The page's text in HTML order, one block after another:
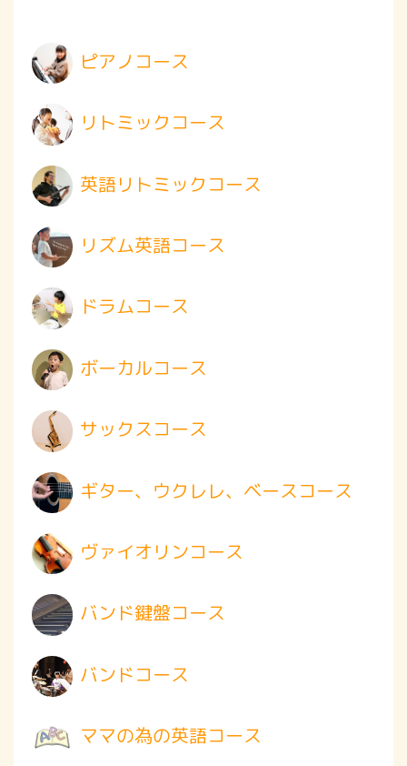
ピアノコース
リトミックコース
英語リトミックコース
リズム英語コース
ドラムコース
ボーカルコース
サックスコース
ギター、ウクレレ、ベースコース
ヴァイオリンコース
バンド鍵盤コース
バンドコース
ママの為の英語コース